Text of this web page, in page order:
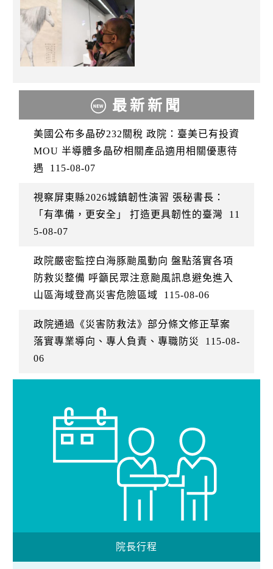
最新新聞
美國公布多晶矽232關稅 政院：臺美已有投資
MOU 半導體多晶矽相關產品適用相關優惠待
遇
115-08-07
視察屏東縣2026城鎮韌性演習 張秘書長：
「有準備，更安全」 打造更具韌性的臺灣
11
5-08-07
政院嚴密監控白海豚颱風動向 盤點落實各項
防救災整備 呼籲民眾注意颱風訊息避免進入
山區海域登高災害危險區域
115-08-06
政院通過《災害防救法》部分條文修正草案
落實專業導向、專人負責、專職防災
115-08-
06
院長行程